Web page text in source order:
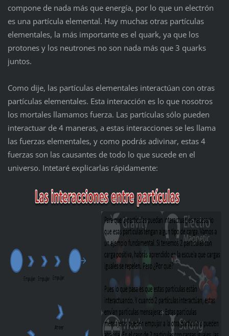
compone de nada más que energía, por lo que un electrón
es una partícula elemental. Hay muchas otras partículas
elementales, la más importante es el quark, ya que los
protones y los neutrones no son nada más que 3 quarks
juntos.
Como dije, las partículas elementales interactúan con otras
partículas elementales. Esta interacción es lo que nosotros
los mortales llamamos fuerza. Las partículas sólo pueden
interactuar de 4 maneras, a estas interacciones se les llama
las fuerzas elementales, y como podrás adivinar, estas 4
fuerzas son las causantes de todo lo que sucede en el
universo. Intetaré explicarlas rápidamente: